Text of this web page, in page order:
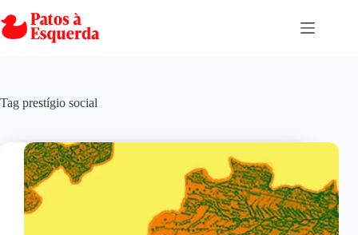
para
o
Tag prestígio social